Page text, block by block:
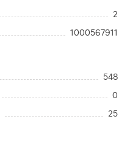
2
1000567911
548
0
25